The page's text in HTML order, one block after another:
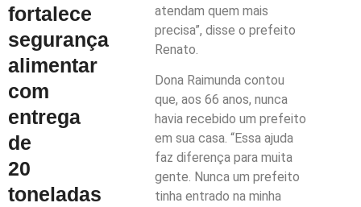
fortalece
segurança
alimentar
com
entrega
de
20
toneladas
atendam quem mais
precisa”, disse o prefeito
Renato.
Dona Raimunda contou
que, aos 66 anos, nunca
havia recebido um prefeito
em sua casa. “Essa ajuda
faz diferença para muita
gente. Nunca um prefeito
tinha entrado na minha